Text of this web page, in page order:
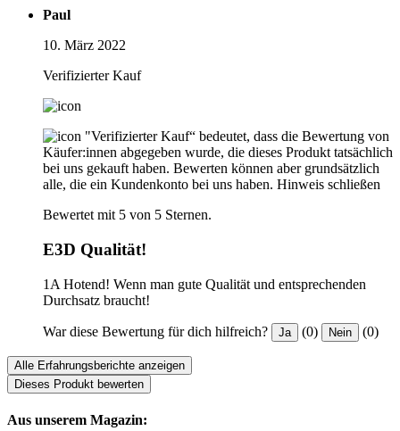
Paul
10. März 2022
Verifizierter Kauf
"Verifizierter Kauf“ bedeutet, dass die Bewertung von
Käufer:innen abgegeben wurde, die dieses Produkt tatsächlich
bei uns gekauft haben. Bewerten können aber grundsätzlich
alle, die ein Kundenkonto bei uns haben. Hinweis schließen
Bewertet mit 5 von 5 Sternen.
E3D Qualität!
1A Hotend! Wenn man gute Qualität und entsprechenden
Durchsatz braucht!
War diese Bewertung für dich hilfreich? Ja (0) Nein (0)
Alle Erfahrungsberichte anzeigen
Dieses Produkt bewerten
Aus unserem Magazin: